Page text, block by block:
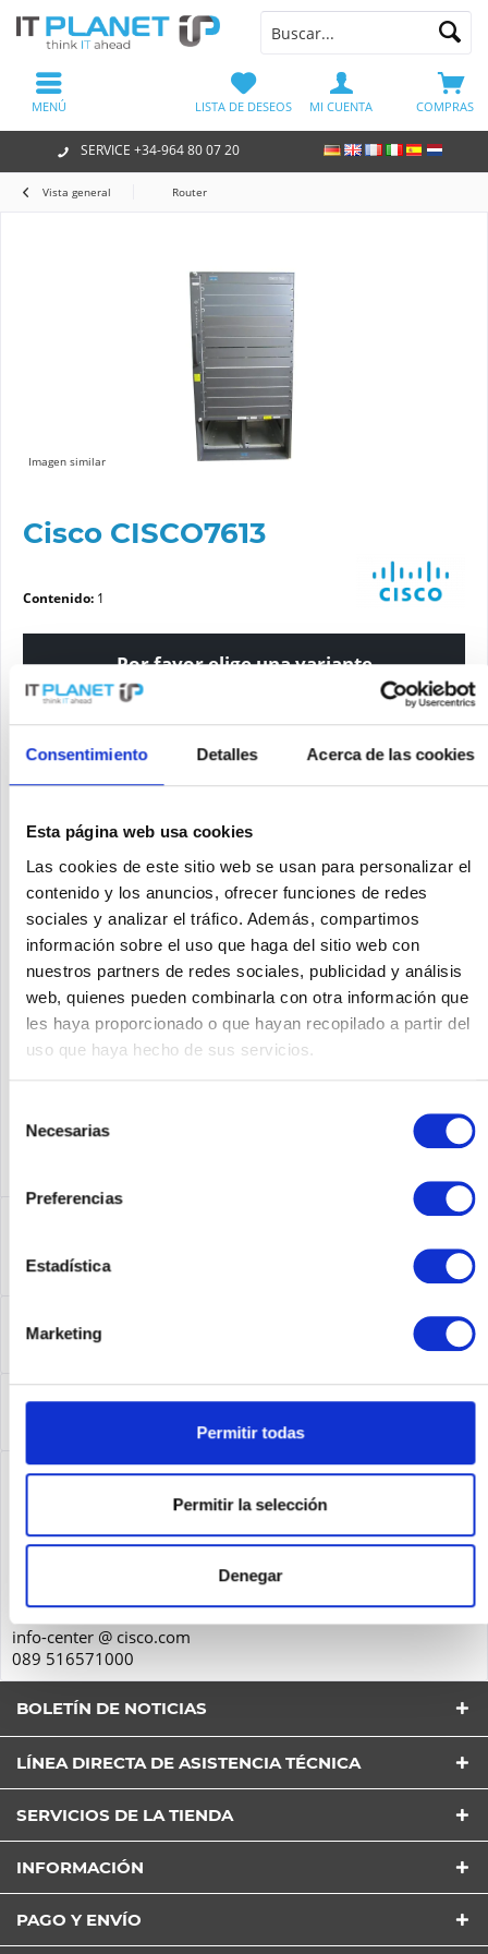
Consentimiento Detalles Acerca de las cookies
Esta página web usa cookies
Las cookies de este sitio web se usan para personalizar el
contenido y los anuncios, ofrecer funciones de redes
sociales y analizar el tráfico. Además, compartimos
información sobre el uso que haga del sitio web con
nuestros partners de redes sociales, publicidad y análisis
web, quienes pueden combinarla con otra información que
les haya proporcionado o que hayan recopilado a partir del
uso que haya hecho de sus servicios.
Necesarias
Preferencias
Estadística
Marketing
Permitir todas
Permitir la selección
Denegar
SERVICE +34-964 80 07 20
COMPRAS
LISTA DE DESEOS MI CUENTA
MENÚ
Vista general Router
Imagen similar
Cisco CISCO7613
Contenido: 1
Por favor elige una variante
Estado del artículo
Solicite un precio
SOLICITE UN PRECIO
He leído laPolítica de Privacidadentender y estar
de acuerdo*
Los campos con * son obligatorios
Envía
Recordar Solicitud de oferta de articulo
Fabricante No: CISCO7613
Cisco7613 | Cisco 7613. Breite: 425 mm, Tiefe: 447 mm,
Höhe: 823 mm. AC Eingangsspannung:...
Service
Seguridad de los productos
Parkring 20D
Deutschland
info-center @ cisco.com
089 516571000
BOLETÍN DE NOTICIAS
LÍNEA DIRECTA DE ASISTENCIA TÉCNICA
SERVICIOS DE LA TIENDA
INFORMACIÓN
PAGO Y ENVÍO